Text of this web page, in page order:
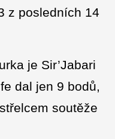
z posledních 14
je Sir’Jabari
dal jen 9 bodů,
soutěže